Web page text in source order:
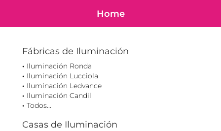
Home
Fábricas de Iluminación
Iluminación Ronda
Iluminación Lucciola
Iluminación Ledvance
Iluminación Candil
Todos...
Casas de Iluminación